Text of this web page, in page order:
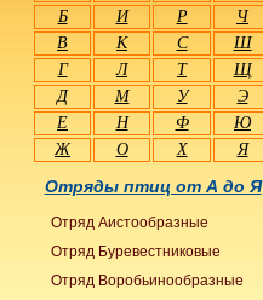
Б
И Р
Ч
В
К С
Ш
Г
Л Т
Щ
Д
М У
Э
Е
Н Ф
Ю
Ж
О Х Я
Отряды птиц от А до Я
Отряд Аистообразные
Отряд Буревестниковые
Отряд Воробьинообразные